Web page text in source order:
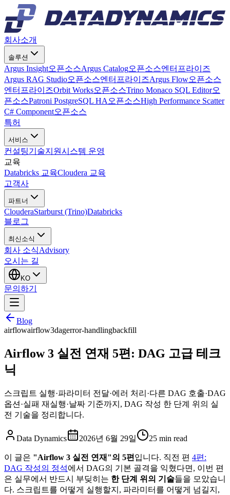
회사소개
솔루션
Argus Insight오픈소스Argus Catalog오픈소스엔터프라이즈
Argus RAG Studio오픈소스엔터프라이즈Argus Flow오픈소스
엔터프라이즈Orbit Works오픈소스Trino Monaco SQL Editor오
픈소스Patroni PostgreSQL HA 오픈소스High Performance Scatter
C# Component오픈소스
특허
서비스
컨설팅기술지원시스템 운영
교육
Databricks 교육Cloudera 교육
고객사
파트너
ClouderaStarburst (Trino)Databricks
블로그
최신소식
회사 소식Advisory
오시는 길
KO
문의하기
Blog
airflowairflow3dagerror-handlingbackfill
Airflow 3 실전 연재 5편: DAG 고급 테크
닉
스크립트 실행·파라미터 전달·에러 처리·다른 DAG 호출·DAG
옵션·실패 재실행·날짜 기준까지, DAG 작성 한 단계 위의 실
전 기술을 정리합니다.
Data Dynamics 2026년 6월 29일 25 min read
이 글은 "Airflow 3 실전 연재"의 5편 입니다. 직전 편 4편:
DAG 작성의 정석에서 DAG의 기본 골격을 익혔다면, 이번 편
은 실무에서 반드시 부딪히는 한 단계 위의 기술들을 모았습니
다. 스크립트를 어떻게 실행할지, 파라미터를 어떻게 넘길지,